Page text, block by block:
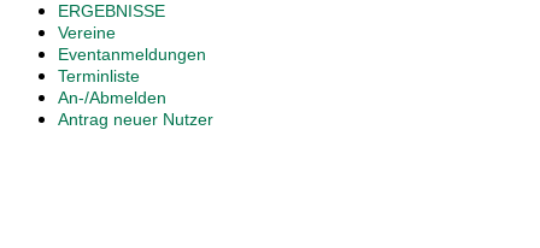
ERGEBNISSE
Vereine
Eventanmeldungen
Terminliste
An-/Abmelden
Antrag neuer Nutzer